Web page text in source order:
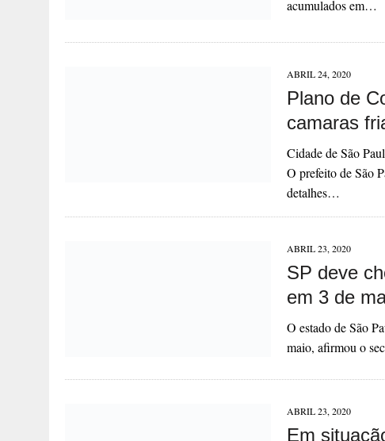
acumulados em…
ABRIL 24, 2020
Plano de
camaras
Cidade de São
O prefeito de São
detalhes…
ABRIL 23, 2020
SP deve
em 3 de
O estado de São
maio, afirmou o
ABRIL 23, 2020
Em